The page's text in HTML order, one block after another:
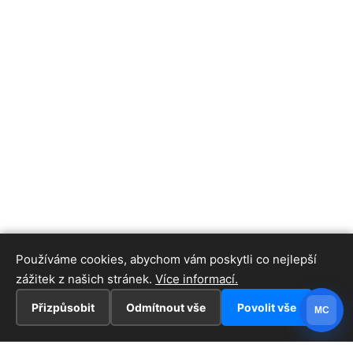
Používáme cookies, abychom vám poskytli co nejlepší
zážitek z našich stránek. Více informací.
Přizpůsobit Odmítnout vše Povolit vše MC